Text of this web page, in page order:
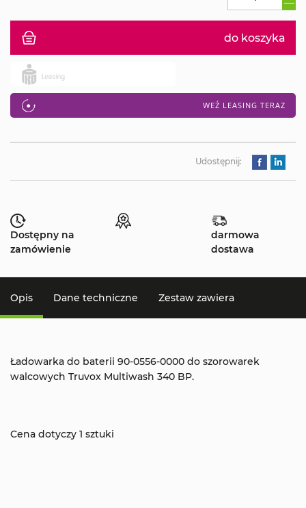
do koszyka
WEŹ LEASING TERAZ
Udostępnij:
Dostępny na
zamówienie
darmowa
dostawa
Opis Dane techniczne Zestaw zawiera
Ładowarka do baterii 90-0556-0000 do szorowarek
walcowych Truvox Multiwash 340 BP.
Cena dotyczy 1 sztuki